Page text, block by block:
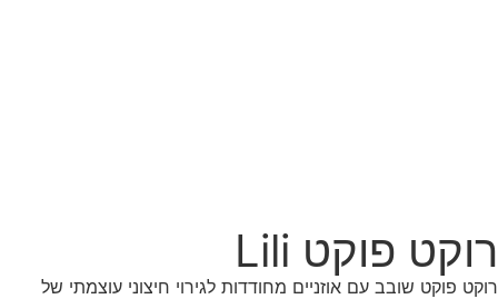
רוקט פוקט Lili
רוקט פוקט שובב עם אוזניים מחודדות לגירוי חיצוני עוצמתי של